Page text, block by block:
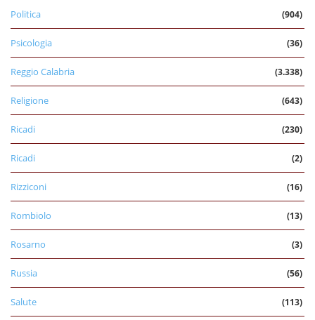
Politica (904)
Psicologia (36)
Reggio Calabria (3.338)
Religione (643)
Ricadi (230)
Ricadi (2)
Rizziconi (16)
Rombiolo (13)
Rosarno (3)
Russia (56)
Salute (113)